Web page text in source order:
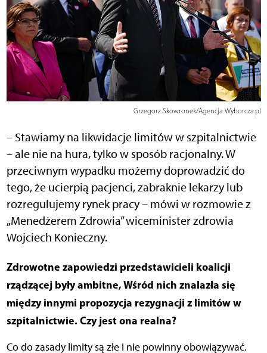
Grzegorz Skowronek/Agencja Wyborcza.pl
– Stawiamy na likwidacje limitów w szpitalnictwie
– ale nie na hura, tylko w sposób racjonalny. W
przeciwnym wypadku możemy doprowadzić do
tego, że ucierpią pacjenci, zabraknie lekarzy lub
rozregulujemy rynek pracy – mówi w rozmowie z
„Menedżerem Zdrowia” wiceminister zdrowia
Wojciech Konieczny.
Zdrowotne zapowiedzi przedstawicieli koalicji
rządzącej były ambitne, Wśród nich znalazła się
między innymi propozycja rezygnacji z limitów w
szpitalnictwie. Czy jest ona realna?
Co do zasady limity są złe i nie powinny obowiązywać.